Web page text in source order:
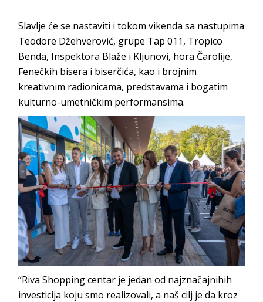
Slavlje će se nastaviti i tokom vikenda sa nastupima
Teodore Džehverović, grupe Tap 011, Tropico
Benda, Inspektora Blaže i Kljunovi, hora Čarolije,
Fenečkih bisera i biserčića, kao i brojnim
kreativnim radionicama, predstavama i bogatim
kulturno-umetničkim performansima.
“Riva Shopping centar je jedan od najznačajnihih
investicija koju smo realizovali, a naš cilj je da kroz